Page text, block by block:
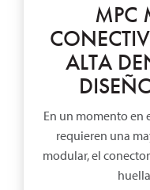
MPC
ALTA
En un momento en
requieren una
modular, el